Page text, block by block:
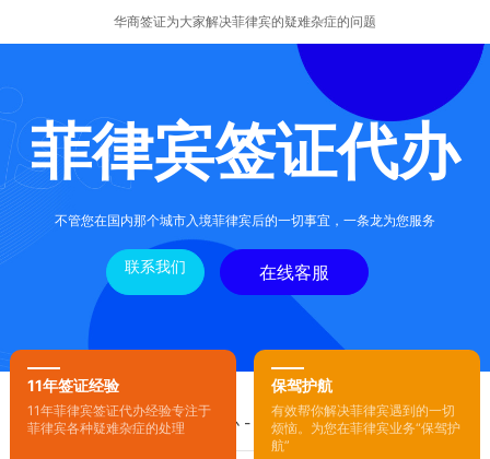
华商签证为大家解决菲律宾的疑难杂症的问题
菲律宾签证代办
不管您在国内那个城市入境菲律宾后的一切事宜，一条龙为您服务
联系我们 在线客服
11年签证经验
11年菲律宾签证代办经验专注于
菲律宾各种疑难杂症的处理
保驾护航
有效帮你解决菲律宾遇到的一切
烦恼。为您在菲律宾业务“保驾护
航”
您的位置：首页-菲律宾签证代办- 正文